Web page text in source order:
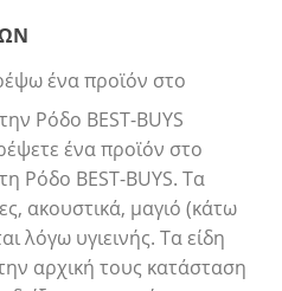
ένα προϊόν στο
Ρόδο BEST-BUYS
ένα προϊόν στο
Ρόδο BEST-BUYS. Τα
ακουστικά, μαγιό (κάτω
λόγω υγιεινής. Τα είδη
αρχική τους κατάσταση